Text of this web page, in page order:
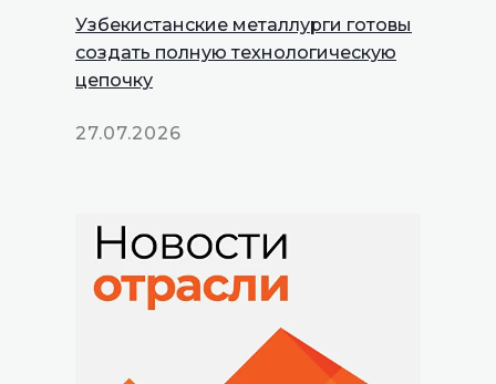
Узбекистанские металлурги готовы
создать полную технологическую
цепочку
27.07.2026